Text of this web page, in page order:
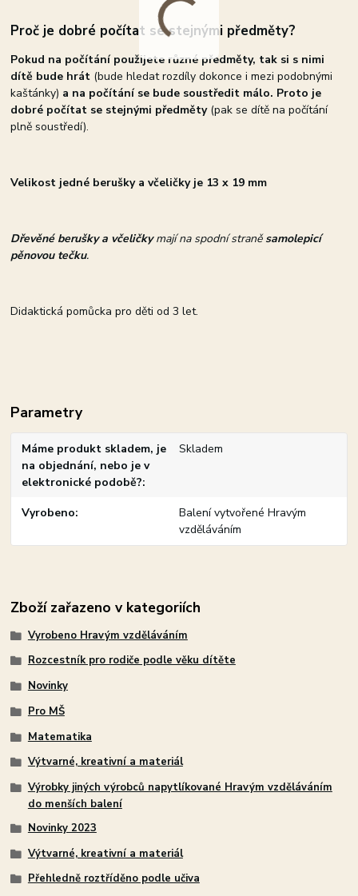
Proč je dobré počítat se stejnými předměty?
Pokud na počítání použijete různé předměty, tak si s nimi
dítě bude hrát (bude hledat rozdíly dokonce i mezi podobnými
kaštánky) a na počítání se bude soustředit málo. Proto je
dobré počítat se stejnými předměty (pak se dítě na počítání
plně soustředí).
Velikost jedné berušky a včeličky je 13 x 19 mm
Dřevěné beruškya včeličkymají na spodní straněsamolepicí
pěnovou tečku.
Didaktická pomůcka pro děti od 3 let.
Parametry
Máme produkt skladem, je
na objednání, nebo je v
elektronické podobě?
Skladem
Vyrobeno
Balení vytvořené Hravým
vzděláváním
Zboží zařazeno v kategoriích
Vyrobeno Hravým vzděláváním
Rozcestník pro rodiče podle věku dítěte
Novinky
Pro MŠ
Matematika
Výtvarné, kreativní a materiál
Výrobky jiných výrobců napytlíkované Hravým vzděláváním
do menších balení
Novinky 2023
Výtvarné, kreativní a materiál
Přehledně roztříděno podle učiva